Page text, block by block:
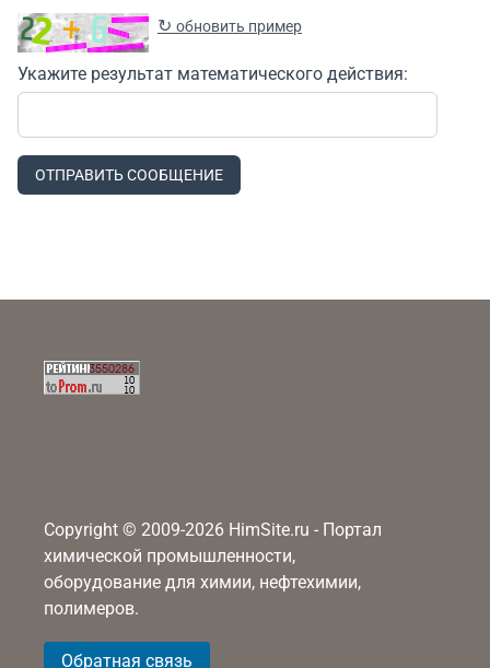
↻ обновить пример
Укажите результат математического действия:
ОТПРАВИТЬ СООБЩЕНИЕ
Copyright © 2009-2026 HimSite.ru - Портал
химической промышленности,
оборудование для химии, нефтехимии,
полимеров.
Обратная связь